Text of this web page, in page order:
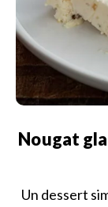
Nougat
Un dessert